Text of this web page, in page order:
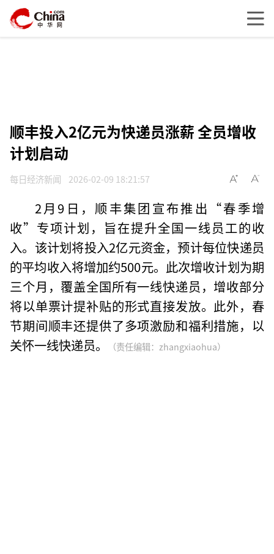
顺丰投入2亿元为快递员涨薪 全员增收
计划启动
每日经济新闻 2026-02-09 18:21:57
2月9日，顺丰集团宣布推出“春季增
收”专项计划，旨在提升全国一线员工的收
入。该计划将投入2亿元资金，预计每位快递员
的平均收入将增加约500元。此次增收计划为期
三个月，覆盖全国所有一线快递员，增收部分
将以单票计提补贴的形式直接发放。此外，春
节期间顺丰还提供了多项激励和福利措施，以
关怀一线快递员。
（责任编辑：zhangxiaohua）